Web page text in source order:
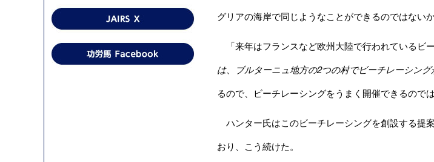
グリアの海岸で同じようなことができるのではない
「来年はフランスなど欧州大陸で行われているビ
は、ブルターニュ地方の2つの村でビーチレーシン
るので、ビーチレーシングをうまく開催できるので
ハンター氏はこのビーチレーシングを創設する提
おり、こう続けた。